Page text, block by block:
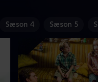
Sæson 4 Sæson 5